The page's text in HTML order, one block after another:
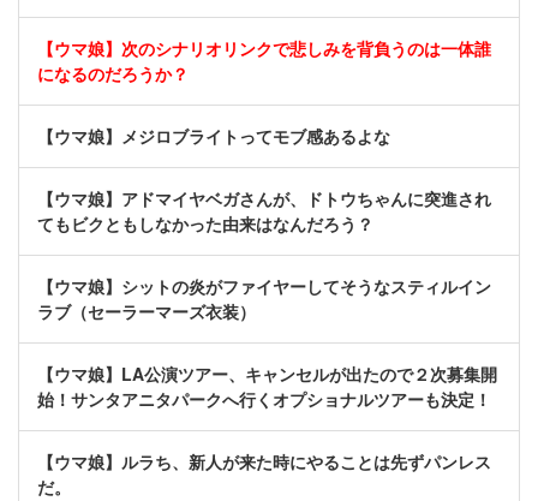
【ウマ娘】次のシナリオリンクで悲しみを背負うのは一体誰
になるのだろうか？
【ウマ娘】メジロブライトってモブ感あるよな
【ウマ娘】アドマイヤベガさんが、ドトウちゃんに突進され
てもビクともしなかった由来はなんだろう？
【ウマ娘】シットの炎がファイヤーしてそうなスティルイン
ラブ（セーラーマーズ衣装）
【ウマ娘】LA公演ツアー、キャンセルが出たので２次募集開
始！サンタアニタパークへ行くオプショナルツアーも決定！
【ウマ娘】ルラち、新人が来た時にやることは先ずパンレス
だ。